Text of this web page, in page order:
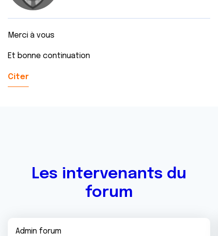
Merci à vous
Et bonne continuation
Citer
Les intervenants du
forum
Admin forum